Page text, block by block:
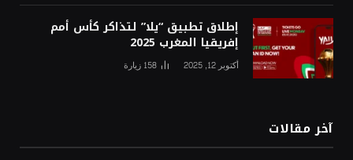
إطلاق تطبيق “يلا” لتذاكر كأس أمم
إفريقيا المغرب 2025
أكتوبر 12, 2025 158 زيارة
آخر مقالات